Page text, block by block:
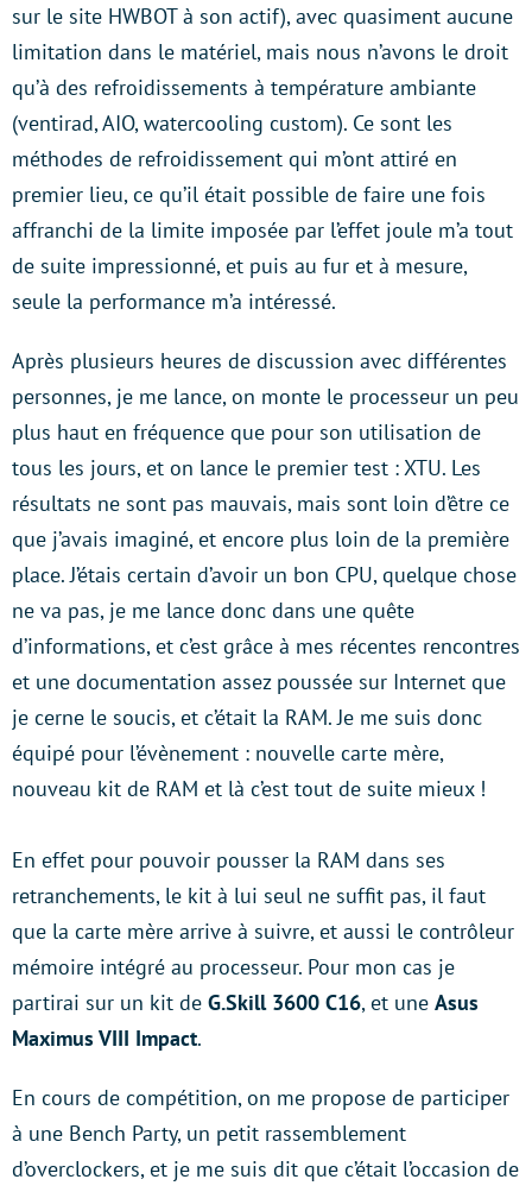
sur le site HWBOT à son actif), avec quasiment aucune
limitation dans le matériel, mais nous n’avons le droit
qu’à des refroidissements à température ambiante
(ventirad, AIO, watercooling custom). Ce sont les
méthodes de refroidissement qui m’ont attiré en
premier lieu, ce qu’il était possible de faire une fois
affranchi de la limite imposée par l’effet joule m’a tout
de suite impressionné, et puis au fur et à mesure,
seule la performance m’a intéressé.
Après plusieurs heures de discussion avec différentes
personnes, je me lance, on monte le processeur un peu
plus haut en fréquence que pour son utilisation de
tous les jours, et on lance le premier test : XTU. Les
résultats ne sont pas mauvais, mais sont loin d’être ce
que j’avais imaginé, et encore plus loin de la première
place. J’étais certain d’avoir un bon CPU, quelque chose
ne va pas, je me lance donc dans une quête
d’informations, et c’est grâce à mes récentes rencontres
et une documentation assez poussée sur Internet que
je cerne le soucis, et c’était la RAM. Je me suis donc
équipé pour l’évènement : nouvelle carte mère,
nouveau kit de RAM et là c’est tout de suite mieux !
En effet pour pouvoir pousser la RAM dans ses
retranchements, le kit à lui seul ne suffit pas, il faut
que la carte mère arrive à suivre, et aussi le contrôleur
mémoire intégré au processeur. Pour mon cas je
partirai sur un kit de G.Skill 3600 C16, et une Asus
Maximus VIII Impact.
En cours de compétition, on me propose de participer
à une Bench Party, un petit rassemblement
d’overclockers, et je me suis dit que c’était l’occasion de